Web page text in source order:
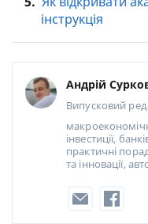
інструкція
Андрій
Випусковий
інвестиції,
практичні
та інновації,